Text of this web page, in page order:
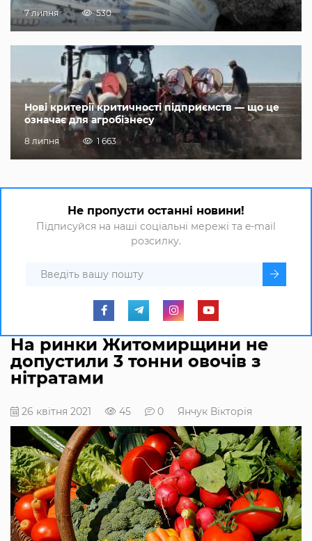
7 липня 530
Нові критерії критичності підприємств — що це
означає для агробізнесу
8 липня 1 663
Не пропусти останні новини!
Підписуйся на наші соціальні мережі та e-mail
розсилку.
На ринки Житомирщини не
допустили 3 тонни овочів з
нітратами
26 квітня 2021 45 0 Янчук Вікторія